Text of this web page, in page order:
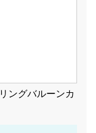
ングバルーンカ